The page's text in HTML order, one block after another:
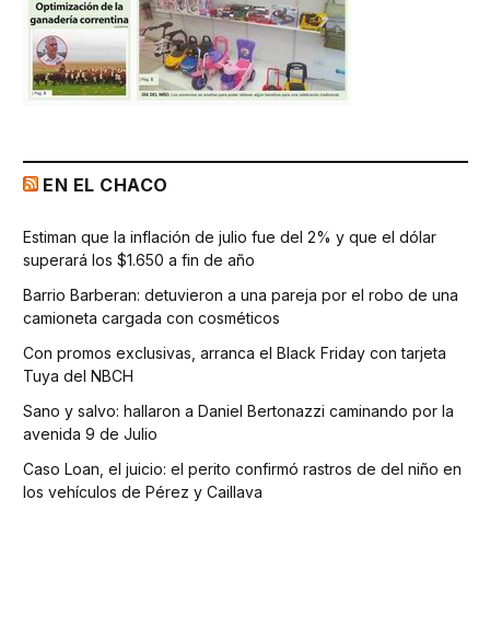
EN EL CHACO
Estiman que la inflación de julio fue del 2% y que el dólar
superará los $1.650 a fin de año
Barrio Barberan: detuvieron a una pareja por el robo de una
camioneta cargada con cosméticos
Con promos exclusivas, arranca el Black Friday con tarjeta
Tuya del NBCH
Sano y salvo: hallaron a Daniel Bertonazzi caminando por la
avenida 9 de Julio
Caso Loan, el juicio: el perito confirmó rastros de del niño en
los vehículos de Pérez y Caillava